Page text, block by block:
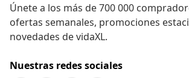
Únete a los más de 700 000
ofertas semanales, promociones
novedades de vidaXL.
Nuestras redes sociales